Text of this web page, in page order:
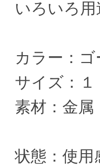
いろいろ
カラー：ゴ
サイズ：１
素材：金属
状態：使